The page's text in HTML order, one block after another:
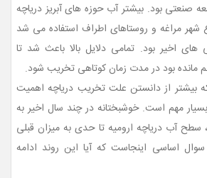
صنعتی بود. بیشتر آب حوزه های آبریز دریاچه
شهر مراغه و روستاهای اطراف استفاده می شد
اخیر بود. تمامی دلایل بالا باعث شد تا
مانده بود در مدت زمان کوتاهی تخریب شود.
بیشتر از دانستن علت تخریب دریاچه اهمیت
مهم است. خوشبختانه در چند سال اخیر به
سطح آب دریاچه ارومیه تا حدی به میزان قبلی
اساسی اینجاست که آیا این روند ادامه